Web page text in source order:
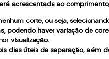
acrescentada ao
corte, ou seja,
podendo haver variação de
visualização.
dias úteis de separação, além